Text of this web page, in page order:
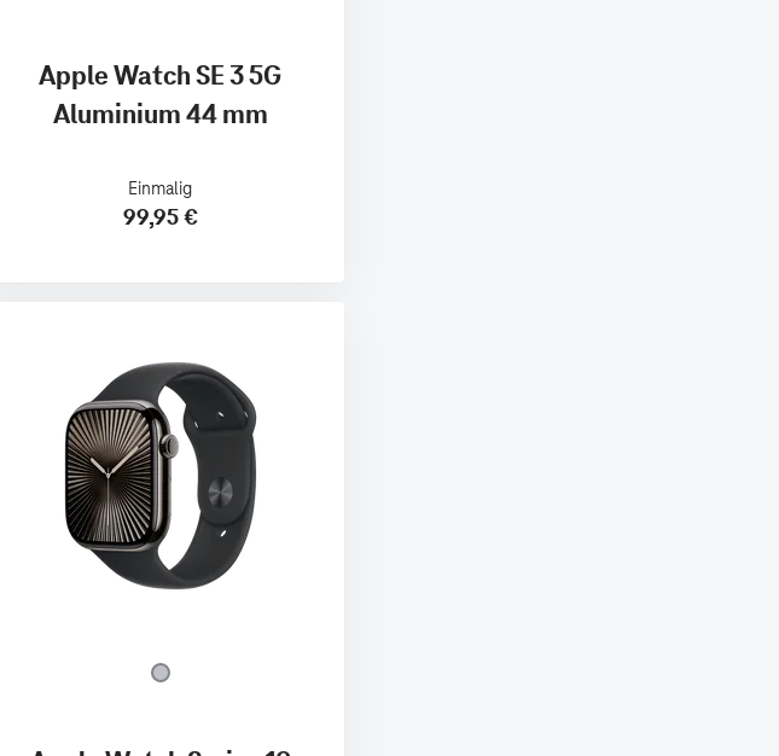
Apple Watch SE 3 5G
Aluminium 44 mm
Einmalig
99,95 €